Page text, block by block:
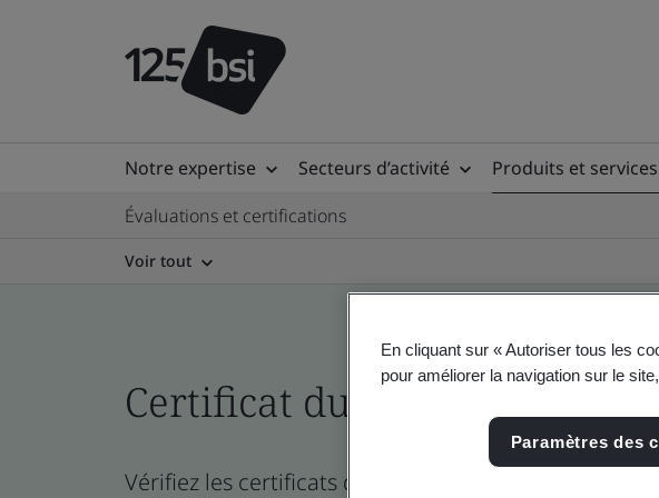
Notre expertise Secteurs d’activité Produits et services
Évaluations et certifications
Voir tout
Certificat du répertoire des
Vérifiez les certificats de l’entreprise, du site et du
En cliquant sur « Autoriser tous les
pour améliorer la navigation sur le
Paramètres des